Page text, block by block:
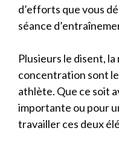
d’efforts que vous
séance
Plusieurs le disent,
concentration sont
athlète. Que ce soit
importante ou pour
travailler ces deux